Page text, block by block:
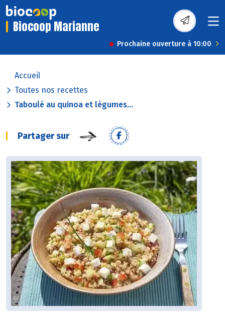
Biocoop Marianne
Prochaine ouverture à 10:00
Accueil
Toutes nos recettes
Taboulé au quinoa et légumes...
Partager sur